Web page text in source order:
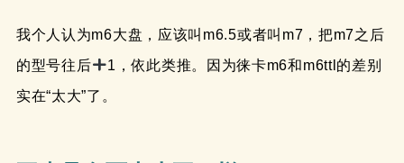
我个人认为m6大盘，应该叫m6.5或者叫m7，把m7之后
的型号往后
1，依此类推。因为徕卡m6和m6ttl的差别
实在“太大”了。